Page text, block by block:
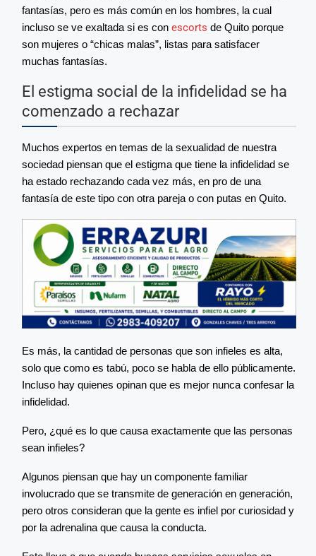
fantasías, pero es más común en los hombres, la cual
incluso se ve exaltada si es con escorts de Quito porque
son mujeres o “chicas malas”, listas para satisfacer
muchas fantasías.
El estigma social de la infidelidad se ha
comenzado a rechazar
Muchos expertos en temas de la sexualidad de nuestra
sociedad piensan que el estigma que tiene la infidelidad se
ha estado rechazando cada vez más, en pro de una
fantasía de este tipo con otra pareja o con putas en Quito.
Es más, la cantidad de personas que son infieles es alta,
solo que como es tabú, poco se habla de ello públicamente.
Incluso hay quienes opinan que es mejor nunca confesar la
infidelidad.
Pero, ¿qué es lo que causa exactamente que las personas
sean infieles?
Algunos piensan que hay un componente familiar
involucrado que se transmite de generación en generación,
pero otros consideran que la gente es infiel por curiosidad y
por la adrenalina que causa la conducta.